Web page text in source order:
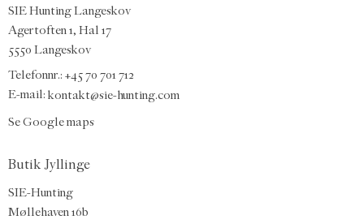
SIE Hunting Langeskov
Agertoften 1, Hal 17
5550 Langeskov
Telefonnr.: +45 70 701 712
E-mail: kontakt@sie-hunting.com
Se Google maps
Butik Jyllinge
SIE-Hunting
Møllehaven 16b